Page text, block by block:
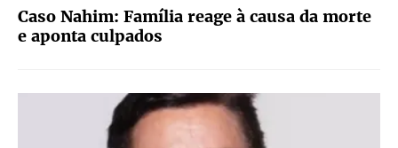
Caso Nahim: Família reage à causa da morte
e aponta culpados